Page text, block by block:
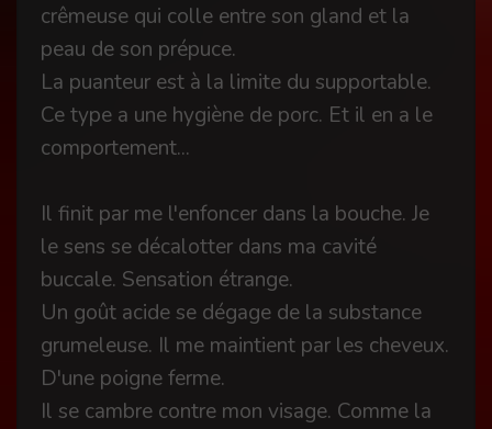
crêmeuse qui colle entre son gland et la
peau de son prépuce.
La puanteur est à la limite du supportable.
Ce type a une hygiène de porc. Et il en a le
comportement...
Il finit par me l'enfoncer dans la bouche. Je
le sens se décalotter dans ma cavité
buccale. Sensation étrange.
Un goût acide se dégage de la substance
grumeleuse. Il me maintient par les cheveux.
D'une poigne ferme.
Il se cambre contre mon visage. Comme la